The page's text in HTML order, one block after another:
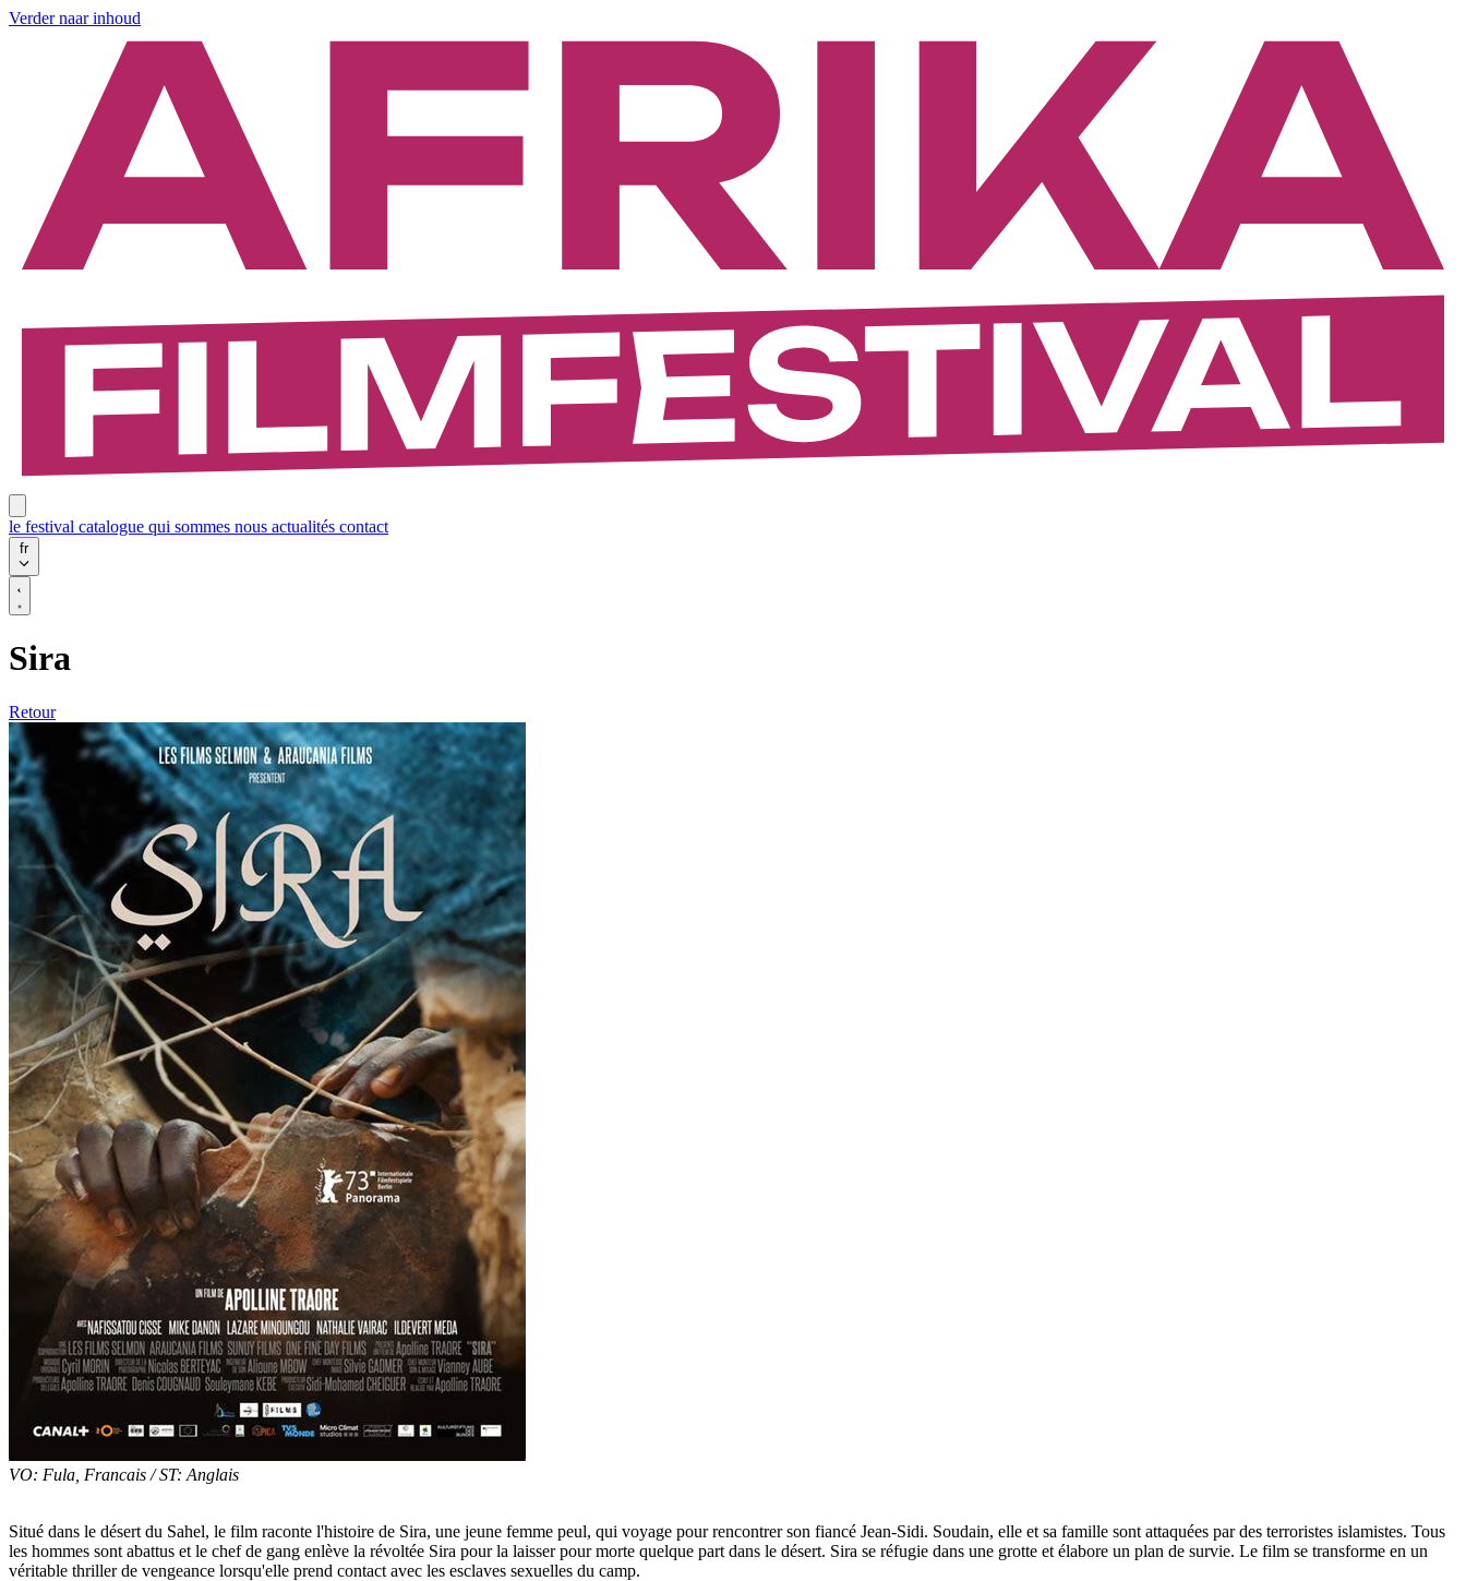
Verder naar inhoud
le festival catalogue qui sommes nous actualités contact
fr
Sira
Retour
VO: Fula, Francais / ST: Anglais
Situé dans le désert du Sahel, le film raconte l'histoire de Sira, une jeune femme peul, qui voyage pour rencontrer son fiancé Jean-Sidi. Soudain, elle et sa famille sont attaquées par des terroristes islamistes. Tous
les hommes sont abattus et le chef de gang enlève la révoltée Sira pour la laisser pour morte quelque part dans le désert. Sira se réfugie dans une grotte et élabore un plan de survie. Le film se transforme en un
véritable thriller de vengeance lorsqu'elle prend contact avec les esclaves sexuelles du camp.